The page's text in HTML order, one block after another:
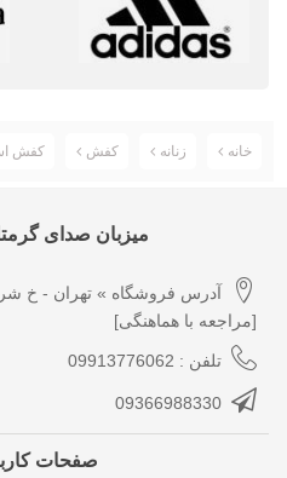
خانه زنانه کفش کفش
میزبان صدای
آدرس فروشگاه » تهران - خ
[مراجعه با هماهنگی]
تلفن : 09913776062
09366988330
صفحات